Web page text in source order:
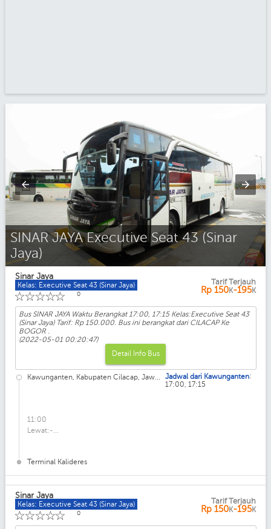
SINAR JAYA Executive Seat 43 (Sinar
Jaya)
Sinar Jaya
Kelas: Executive Seat 43 (Sinar Jaya)
☆
☆
☆
☆
☆ 0
Tarif Terjauh
Rp 150K-195K
Bus SINAR JAYA Waktu Berangkat 17:00, 17:15 Kelas:Executive Seat 43
(Sinar Jaya) Tarif: Rp 150.000. Bus ini berangkat dari CILACAP Ke
BOGOR .
(2022-05-01 00:20:47)
Detail Info Bus
Kawunganten, Kabupaten Cilacap, Jaw...
11:00
Lewat:-...
Terminal Kalideres
Jadwal dari Kawunganten:
17:00, 17:15
Sinar Jaya
Kelas: Executive Seat 43 (Sinar Jaya)
☆
☆
☆
☆
☆ 0
Tarif Terjauh
Rp 150K-195K